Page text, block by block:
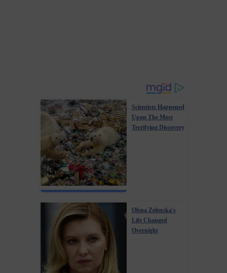
Scientists Happened
Upon The Most
Terrifying Discovery
Olena Zelenska's
Life Changed
Overnight